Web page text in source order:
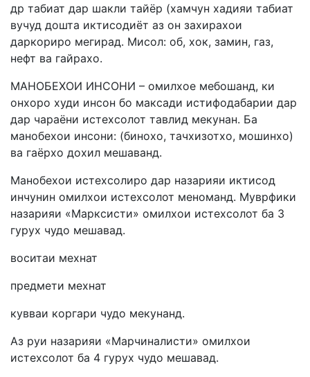
др табиат дар шакли тайёр (хамчун хадияи табиат
вучуд дошта иктисодиёт аз он захирахои
даркориро мегирад. Мисол: об, хок, замин, газ,
нефт ва гайрахо.
МАНОБЕХОИ ИНСОНИ – омилхое мебошанд, ки
онхоро худи инсон бо максади истифодабарии дар
дар чараёни истехсолот тавлид мекунан. Ба
манобехои инсони: (бинохо, тачхизотхо, мошинхо)
ва гаёрхо дохил мешаванд.
Манобехои истехсолиро дар назарияи иктисод
инчунин омилхои истехсолот меноманд. Муврфики
назарияи «Марксисти» омилхои истехсолот ба 3
гурух чудо мешавад.
воситаи мехнат
предмети мехнат
кувваи коргари чудо мекунанд.
Аз руи назарияи «Марчиналисти» омилхои
истехсолот ба 4 гурух чудо мешавад.